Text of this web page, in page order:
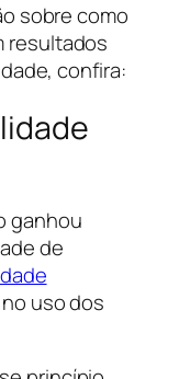
sobre como
resultados
confira:
ganhou
de
uso dos